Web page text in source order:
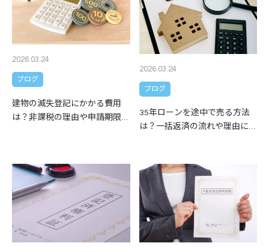
2026.03.24
ブログ
建物の滅失登記にかかる費用
は？非課税の理由や申請期限も
2026.03.24
ブログ
35年ローンを途中で売る方法
は？一括返済の流れや理由につ